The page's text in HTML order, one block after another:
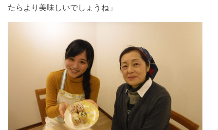
たらより美味しいでしょうね」